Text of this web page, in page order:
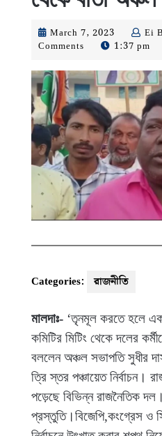
March 7, 2023 March
7,
Ei
Comments
1:37 pm
Categories: রাজনীতি
মালদাঃ- ‘তৃনমূল করতে হলে
কমিটির মিটিং থেকে দলের
বললেন অঞ্চল সভাপতি সুধীর
ত্রি স্তর পঞ্চায়েত নির্বাচন।
পড়েছে বিভিন্ন রাজনৈতিক
প্রস্তুতি।বিজেপি,কংগ্রেস ও